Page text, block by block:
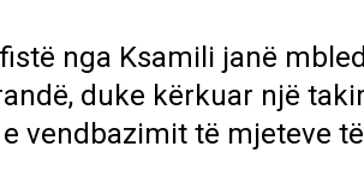
nga Ksamili janë
, duke kërkuar një
vendbazimit të mjeteve